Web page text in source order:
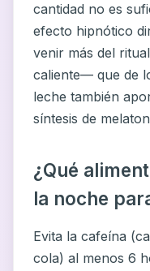
cantidad no es
efecto hipnótico
venir más del
caliente— que de
leche también
síntesis de
¿Qué
la noche
Evita la cafeína
cola) al menos 6